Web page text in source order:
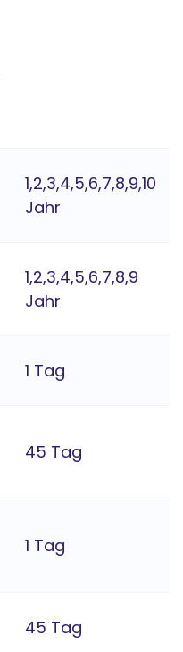
1,2,3,4,5,6,7,8,9,10
Jahr
1,2,3,4,5,6,7,8,9
Jahr
1 Tag
45 Tag
1 Tag
45 Tag